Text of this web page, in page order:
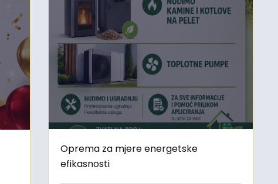
Oprema za mjere energetske
efikasnosti